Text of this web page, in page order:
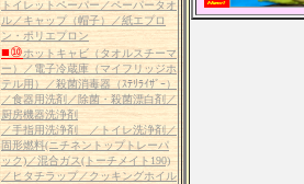
トイレットペーパー／ペーパータオ
ル／キャップ（帽子）／紙エプロ
ン・ポリエプロン
■⑩ホットキャビ（タオルスチーマ
ー）／電子冷蔵庫（マイフリッジホ
テル用）／殺菌消毒器（ｽﾃﾘﾗｲｻﾞｰ）
／食器用洗剤／除菌・殺菌漂白剤／
厨房機器洗浄剤
／手指用洗浄剤 ／トイレ洗浄剤／
固形燃料(ニチネントップトレーパ
ック)／混合ガス(トーチメイト190)
／ヒタチラップ／クッキングホイル